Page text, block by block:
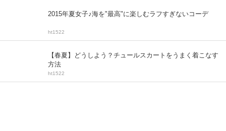
2015年夏女子♪海をʺ最高ʺに楽しむラフすぎないコーデ
ht1522
【春夏】どうしよう？チュールスカートをうまく着こなす
方法
ht1522